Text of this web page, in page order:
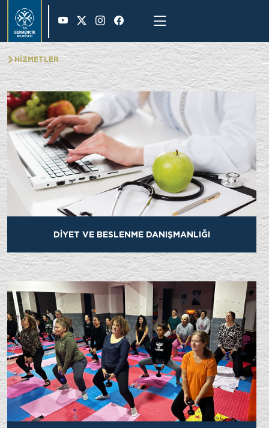
29 °
HİZMETLER
DİYET VE BESLENME DANIŞMANLIĞI